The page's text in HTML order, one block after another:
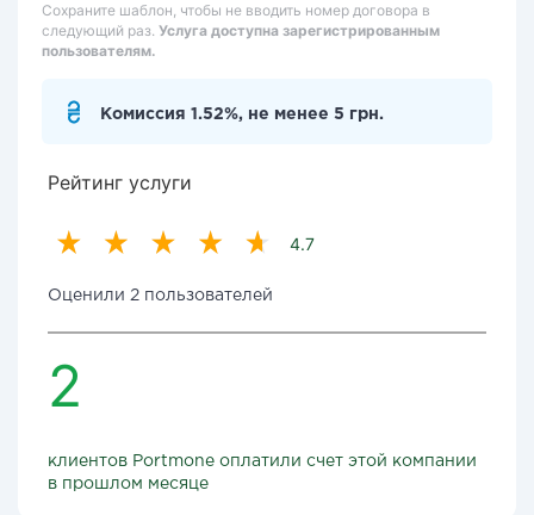
Сохраните шаблон, чтобы не вводить номер договора в
следующий раз. Услуга доступна зарегистрированным
пользователям.
Комиссия 1.52%, не менее 5 грн.
Рейтинг услуги
4.7
Оценили 2 пользователей
2
клиентов Portmone оплатили счет этой компании
в прошлом месяце